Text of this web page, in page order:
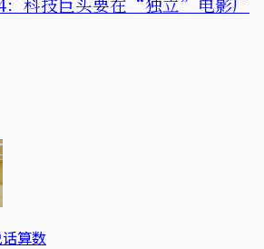
算数